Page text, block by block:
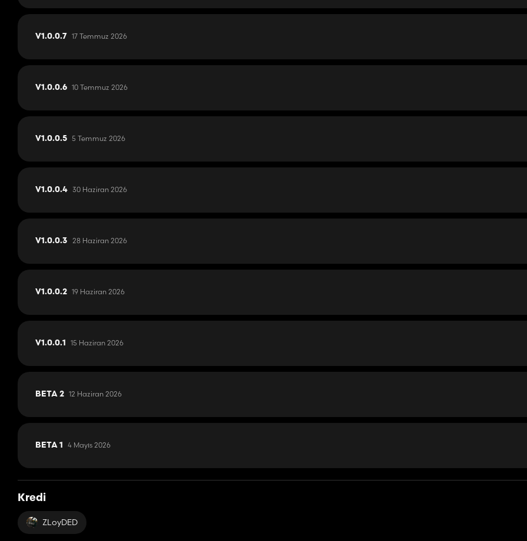
V1.0.0.7 17 Temmuz 2026
V1.0.0.6 10 Temmuz 2026
V1.0.0.5 5 Temmuz 2026
V1.0.0.4 30 Haziran 2026
V1.0.0.3 28 Haziran 2026
V1.0.0.2 19 Haziran 2026
V1.0.0.1 15 Haziran 2026
BETA 2 12 Haziran 2026
BETA 1 4 Mayıs 2026
Kredi
ZLoyDED